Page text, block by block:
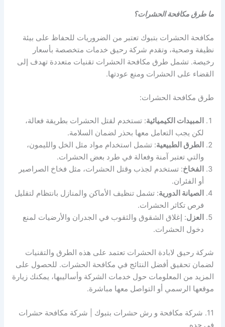
ما طرق مكافحة الحشرات؟
مكافحة الحشرات بتبوك تعتبر من الضروريات للحفاظ على بيئة
نظيفة وصحية، وتقدم شركة رحيق خدمات متخصصة بأسعار
رخيصة. تشمل طرق مكافحة الحشرات تقنيات متعددة تهدف إلى
القضاء على الحشرات ومنع عودتها.
طرق مكافحة الحشرات:
المبيدات الكيميائية: تستخدم لقتل الحشرات بطريقة فعالة،
لكن يجب التعامل معها بحذر لضمان السلامة.
الطرق الطبيعية: تشمل استخدام مواد مثل الخل والليمون،
والتي تعتبر آمنة وفعالة في طرد بعض الحشرات.
الفخاخ: تستخدم لجذب وقتل الحشرات، مثل فخاخ الصراصير
أو الفئران.
الصيانة الدورية: تشمل تنظيف الأماكن والمنازل بانتظام لتقليل
فرص تكاثر الحشرات.
العزل: إغلاق الشقوق والثقوب في الجدران والأرضيات لمنع
دخول الحشرات.
شركة رحيق لابادة الحشرات تعتمد على هذه الطرق والتقنيات
لضمان تحقيق أفضل النتائج في مكافحة الحشرات. للحصول على
المزيد من المعلومات حول خدمات الشركة وأساليبها، يمكنك زيارة
موقعها الرسمي أو التواصل معها مباشرة.
11. شركة مكافحة و رش حشرات بتبوك | شركة مكافحة حشرات
في جده